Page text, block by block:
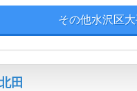
その他水沢区
田